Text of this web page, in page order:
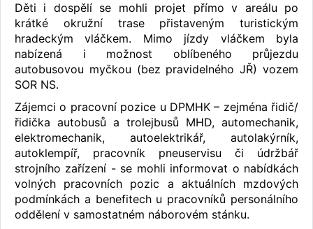
Děti i dospělí se mohli projet přímo v areálu po
krátké okružní trase přistaveným turistickým
hradeckým vláčkem. Mimo jízdy vláčkem byla
nabízená i možnost oblíbeného průjezdu
autobusovou myčkou (bez pravidelného JŘ) vozem
SOR NS.
Zájemci o pracovní pozice u DPMHK – zejména řidič/
řidička autobusů a trolejbusů MHD, automechanik,
elektromechanik, autoelektrikář, autolakýrník,
autoklempíř, pracovník pneuservisu či údržbář
strojního zařízení - se mohli informovat o nabídkách
volných pracovních pozic a aktuálních mzdových
podmínkách a benefitech u pracovníků personálního
oddělení v samostatném náborovém stánku.